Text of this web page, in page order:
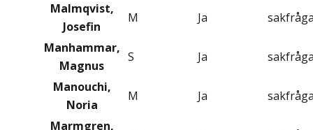
Malmqvist,
Josefin
M Ja
Manhammar,
Magnus
S Ja
Manouchi,
Noria
M Ja
Marmgren,